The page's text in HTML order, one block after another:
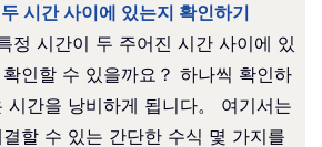
시간 사이에 있는지 확인하기
정 시간이 두 주어진 시간 사이에 있
인할 수 있을까요？ 하나씩 확인하
시간을 낭비하게 됩니다。 여기서는
할 수 있는 간단한 수식 몇 가지를